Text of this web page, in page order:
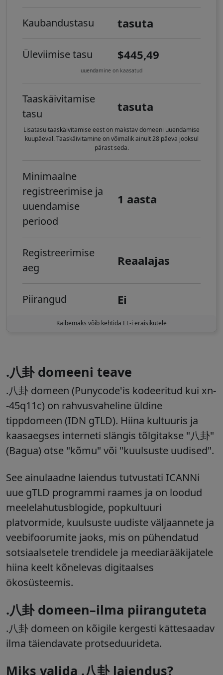
Kaubandustasu tasuta
Üleviimise tasu $445,49
uuendamine on kaasatud
Taaskäivitamise
tasu
tasuta
Lisatasu taaskäivitamise eest on makstav domeeni uuendamise
kuupäeval. Taaskäivitamine on võimalik ainult 28 päeva jooksul
pärast seda.
Minimaalne
registreerimise ja
uuendamise
periood
1 aasta
Registreerimise
aeg
Reaalajas
Piirangud Ei
Käibemaks võib kehtida EL-i eraisikutele
.八卦 domeeni teave
.八卦 domeen (Punycode'is kodeeritud kui xn-
-45q11c) on rahvusvaheline üldine
tippdomeen (IDN gTLD). Hiina kultuuris ja
kaasaegses interneti slängis tõlgitakse "八卦"
(Bagua) otse "kõmu" või "kuulsuste uudised".
See ainulaadne laiendus tutvustati ICANNi
uue gTLD programmi raames ja on loodud
meelelahutusblogide, popkultuuri
platvormide, kuulsuste uudiste väljaannete ja
veebifoorumite jaoks, mis on pühendatud
sotsiaalsetele trendidele ja meediarääkijatele
hiina keelt kõnelevas digitaalses
ökosüsteemis.
.八卦 domeen–ilma piiranguteta
.八卦 domeen on kõigile kergesti kättesaadav
ilma täiendavate protseduurideta.
Miks valida .八卦 laiendus?